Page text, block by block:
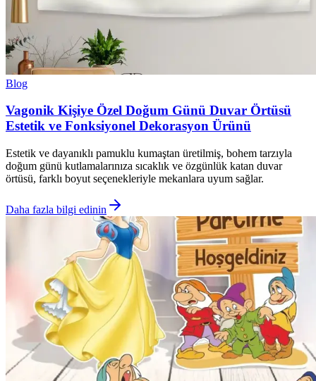
Blog
Vagonik Kişiye Özel Doğum Günü Duvar Örtüsü
Estetik ve Fonksiyonel Dekorasyon Ürünü
Estetik ve dayanıklı pamuklu kumaştan üretilmiş, bohem tarzıyla
doğum günü kutlamalarınıza sıcaklık ve özgünlük katan duvar
örtüsü, farklı boyut seçenekleriyle mekanlara uyum sağlar.
Daha fazla bilgi edinin